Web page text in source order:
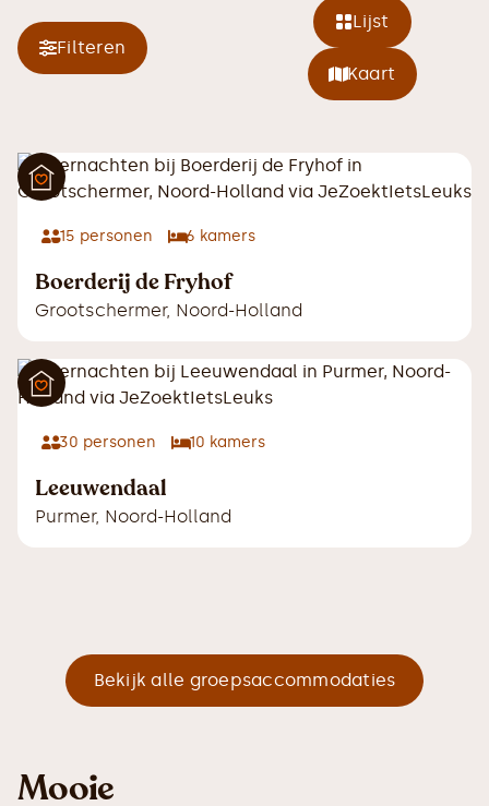
Filteren
Lijst
Kaart
15 personen 6 kamers
Boerderij de Fryhof
Grootschermer, Noord-Holland
30 personen 10 kamers
Leeuwendaal
Purmer, Noord-Holland
Bekijk alle groepsaccommodaties
Mooie